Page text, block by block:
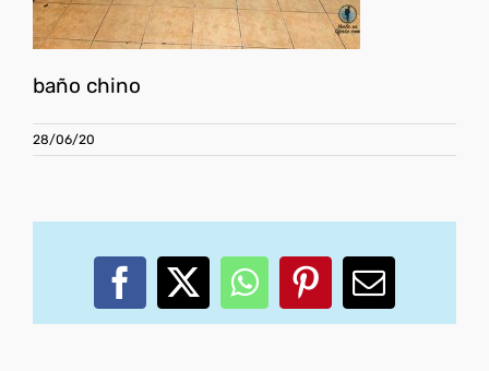
baño chino
28/06/20
Facebook
X WhatsApp
PinterestCorreo